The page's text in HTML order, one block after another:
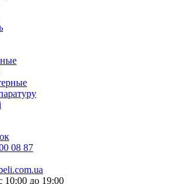
08 87
10:00 до 19:00